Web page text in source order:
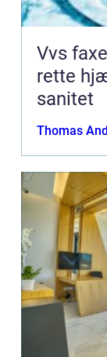
Vvs faxe sådan finder du den
rette
sanitet
Thomas